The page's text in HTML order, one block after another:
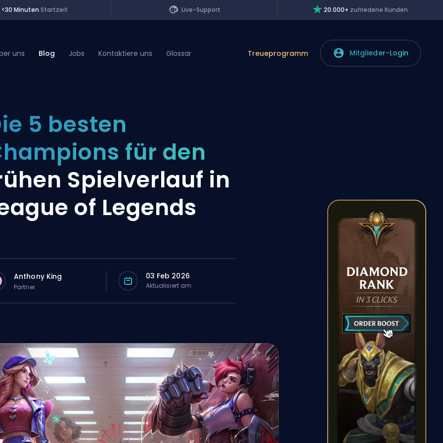
<30 Minuten Startzeit Live-Support 20.000+ zufriedene Kunden
uns Blog Jobs Kontaktiere uns Glossar Treueprogramm Mitglieder-Login
5 besten
für den
Spielverlauf in
of Legends
Anthony King
Partner
03 Feb 2026
Aktualisiert am